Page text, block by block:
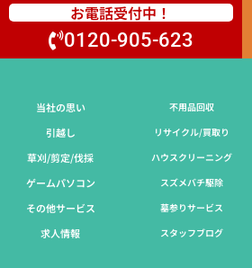
お電話受付中！
0120-905-623
当社の思い
引越し
草刈/剪定/伐採​
ゲームパソコン
その他サービス
求人情報
不用品回収
リサイクル/買取り
ハウスクリーニング
スズメバチ駆除
墓参りサービス
スタッフブログ